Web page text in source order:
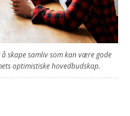
skape samliv som kan være gode
optimistiske hovedbudskap.